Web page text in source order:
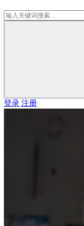
登录 注册